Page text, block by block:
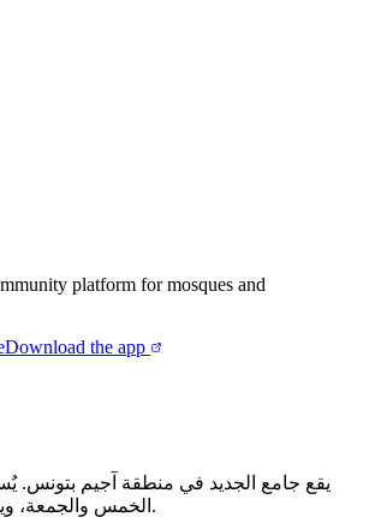
platform for mosques and
Download the app
يقع جامع الجديد في منطقة آجيم بتونس.
الخمس والجمعة، ويخدم سكان المنطقة.